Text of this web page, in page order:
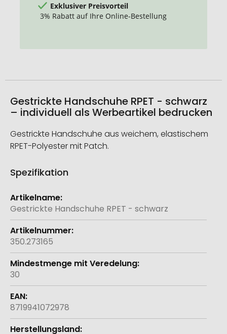
Exklusiver Preisvorteil
3% Rabatt auf Ihre Online-Bestellung
Gestrickte Handschuhe RPET - schwarz
– individuell als Werbeartikel bedrucken
Gestrickte Handschuhe aus weichem, elastischem
RPET-Polyester mit Patch.
Spezifikation
Weitere
Informationen
Gestrickte Handschuhe RPET - schwarz
350.273165
30
8719941072978